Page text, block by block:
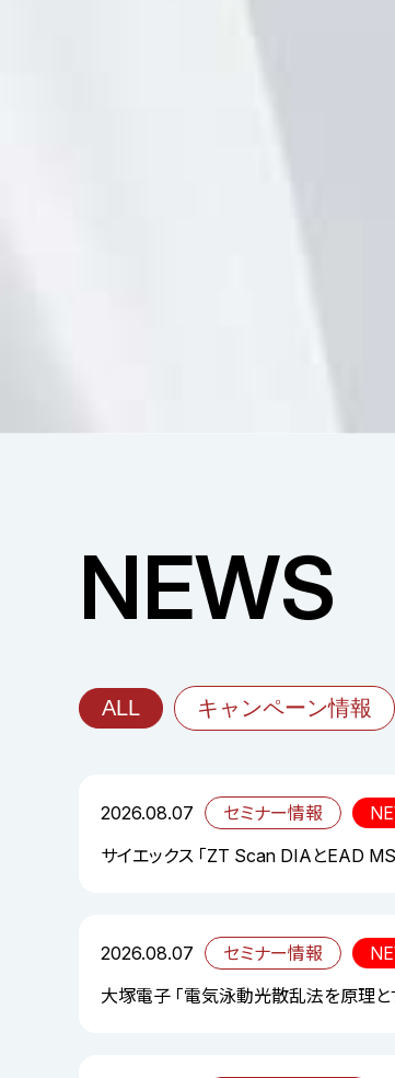
NEWS
ALL キャンペーン情報
2026.08.07 セミナー情報
サイエックス 「ZT Scan DIAとEAD
2026.08.07 セミナー情報
大塚電子 「電気泳動光散乱法を原理と